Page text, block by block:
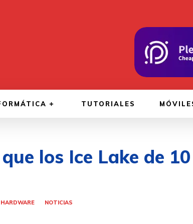
TUTORIALES
los Ice Lake de
HARDWARE NOTICIAS